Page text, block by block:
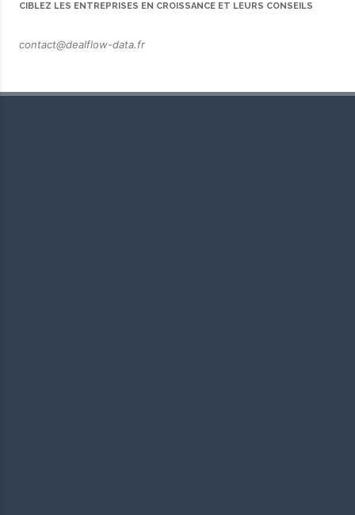
CIBLEZ LES ENTREPRISES EN CROISSANCE ET LEURS CONSEILS
contact@dealflow-data.fr